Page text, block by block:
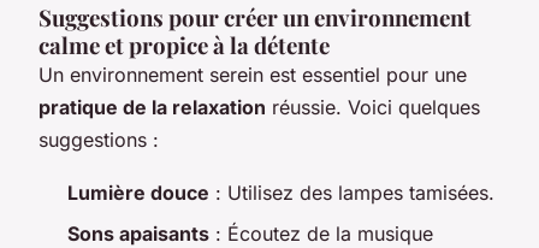
Suggestions pour créer un environnement
calme et propice à la détente
Un environnement serein est essentiel pour une
pratique de la relaxation réussie. Voici quelques
suggestions :
Lumière douce : Utilisez des lampes tamisées.
Sons apaisants : Écoutez de la musique